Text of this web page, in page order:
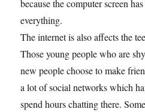
because the computer screen
everything.
The internet is also affects the
Those young people who are
new people choose to make
a lot of social networks which
spend hours chatting there.